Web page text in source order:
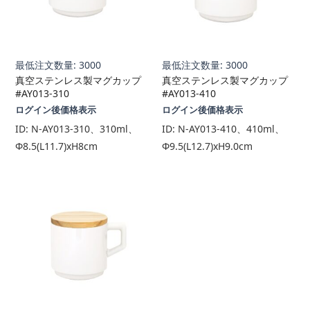
最低注文数量: 3000
真空ステンレス製マグカップ
#AY013-310
ログイン後価格表示
ID: N-AY013-310、310ml、
Φ8.5(L11.7)xH8cm
最低注文数量: 3000
真空ステンレス製マグカップ
#AY013-410
ログイン後価格表示
ID: N-AY013-410、410ml、
Φ9.5(L12.7)xH9.0cm